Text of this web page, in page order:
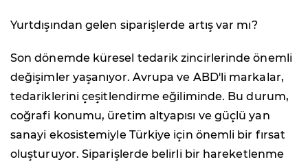
Yurtdışından gelen siparişlerde artış var mı?
Son dönemde küresel tedarik zincirlerinde önemli
değişimler yaşanıyor. Avrupa ve ABD'li markalar,
tedariklerini çeşitlendirme eğiliminde. Bu durum,
coğrafi konumu, üretim altyapısı ve güçlü yan
sanayi ekosistemiyle Türkiye için önemli bir fırsat
oluşturuyor. Siparişlerde belirli bir hareketlenme